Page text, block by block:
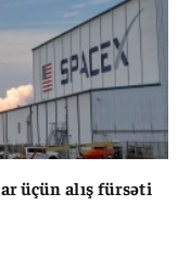
üçün alış fürsəti